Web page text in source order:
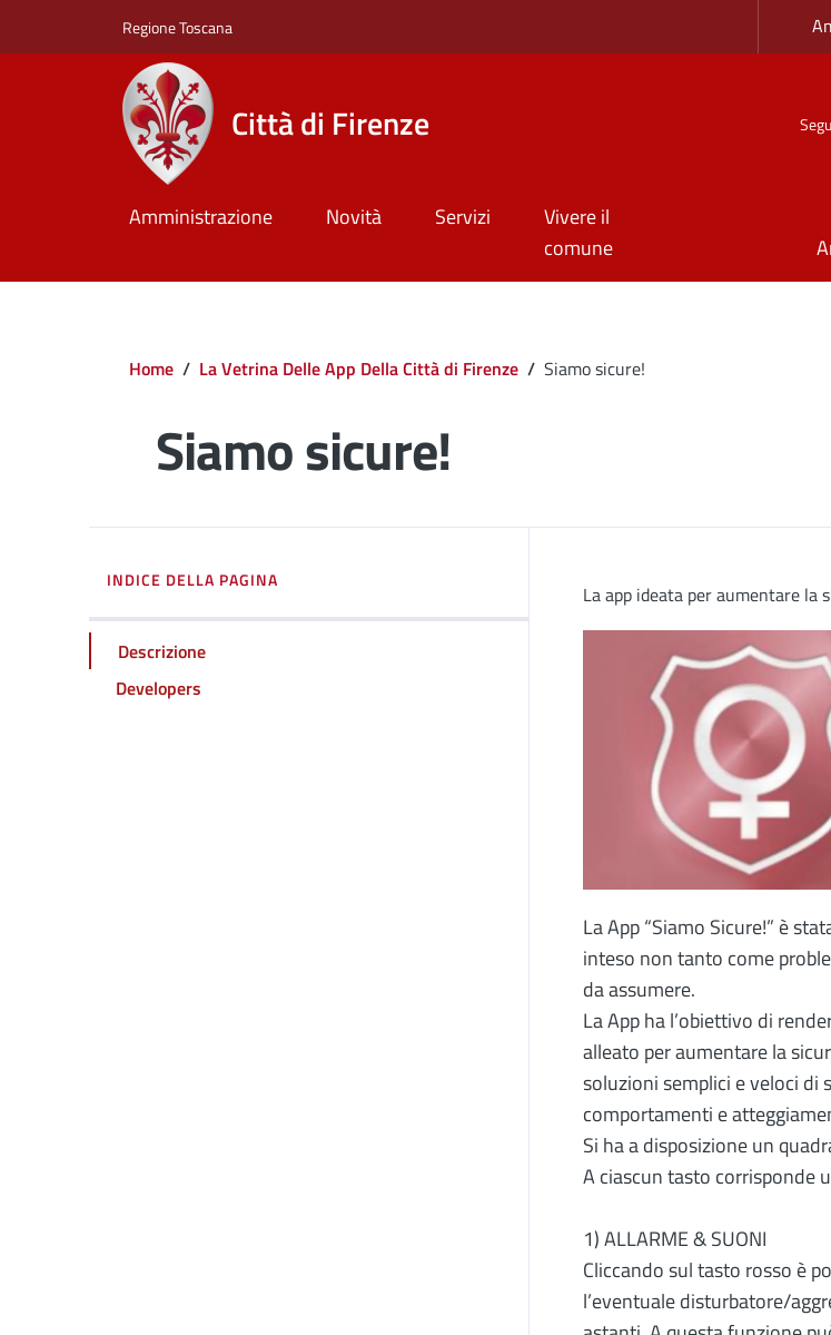
Regione Toscana
Città di Firenze
Amministrazione Novità Servizi
Vivere il
comune
Briciole di pane
Home / La Vetrina Delle App Della Città di Firenze / Siamo sicure!
Siamo sicure!
INDICE DELLA PAGINA
Descrizione
Developers
La app ideata per aumentare la
Descrizione
La App “Siamo Sicure!” è
inteso non tanto come
da assumere.
La App ha l’obiettivo di
alleato per aumentare la
soluzioni semplici e veloci di
comportamenti e
Si ha a disposizione un
A ciascun tasto corrisponde
1) ALLARME & SUONI
Cliccando sul tasto rosso è
l’eventuale disturbatore/